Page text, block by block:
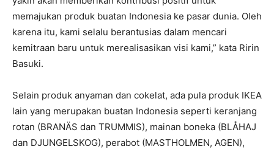
memajukan produk buatan Indonesia ke pasar dunia. Oleh
karena itu, kami selalu berantusias dalam mencari
kemitraan baru untuk merealisasikan visi kami,” kata Ririn
Basuki.
Selain produk anyaman dan cokelat, ada pula produk IKEA
lain yang merupakan buatan Indonesia seperti keranjang
rotan (BRANÄS dan TRUMMIS), mainan boneka (BLÅHAJ
dan DJUNGELSKOG), perabot (MASTHOLMEN, AGEN),